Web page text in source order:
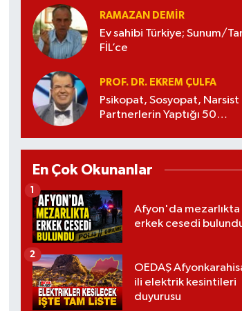
RAMAZAN DEMİR
Ev sahibi Türkiye; Sunum/
FİL’ce
PROF. DR. EKREM ÇULFA
Psikopat, Sosyopat, Narsist
Partnerlerin Yaptığı 50
En Çok Okunanlar
Afyon'da mezarlıkta
erkek cesedi
1
OEDAŞ
ili elektrik kesintileri
duyurusu
2